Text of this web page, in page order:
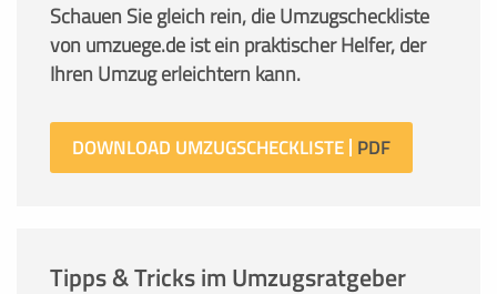
Schauen Sie gleich rein, die Umzugscheckliste
von umzuege.de ist ein praktischer Helfer, der
Ihren Umzug erleichtern kann.
DOWNLOAD UMZUGSCHECKLISTE
Tipps & Tricks im Umzugsratgeber